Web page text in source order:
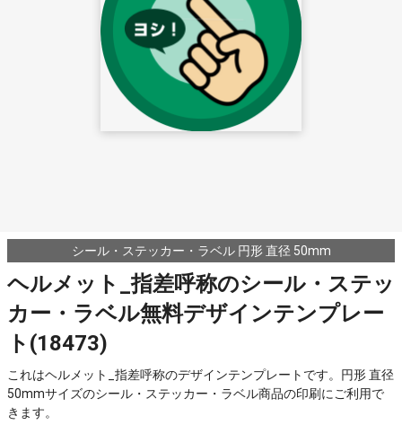
シール・ステッカー・ラベル 円形 直径 50mm
ヘルメット_指差呼称のシール・ステッ
カー・ラベル無料デザインテンプレー
ト(18473)
これはヘルメット_指差呼称のデザインテンプレートです。円形 直径
50mmサイズのシール・ステッカー・ラベル商品の印刷にご利用で
きます。